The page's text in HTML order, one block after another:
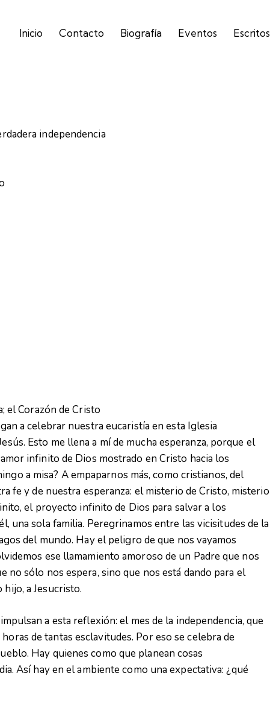
Inicio Contacto Biografía Eventos Escritos
independencia
el Corazón de Cristo
a celebrar nuestra eucaristía en esta Iglesia
Esto me llena a mí de mucha esperanza, porque el
infinito de Dios mostrado en Cristo hacia los
a misa? A empaparnos más, como cristianos, del
fe y de nuestra esperanza: el misterio de Cristo, misterio
el proyecto infinito de Dios para salvar a los
una sola familia. Peregrinamos entre las vicisitudes de la
del mundo. Hay el peligro de que nos vayamos
ese llamamiento amoroso de un Padre que nos
no sólo nos espera, sino que nos está dando para el
a Jesucristo.
a esta reflexión: el mes de la independencia, que
de tantas esclavitudes. Por eso se celebra de
Hay quienes como que planean cosas
Así hay en el ambiente como una expectativa: ¿qué